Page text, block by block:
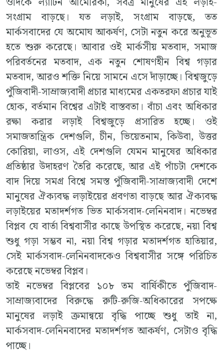
সংগ্রাম বাড়ছে। যত লড়াই, সংগ্রাম বাড়ছে, তত
মার্কসবাদের যে অমোঘ আকর্ষণ, সেটা নতুন করে অনুভূত
হতে শুরু করেছে। আবার ওই মার্কসীয় মতবাদ, সমাজ
পরিবর্তনের মতবাদ, এক নতুন শোষণহীন বিশ্ব গড়ার
মতবাদ, আরও শক্তি নিয়ে সামনে এসে দাঁড়াচ্ছে। বিশ্বজুড়ে
পুঁজিবাদী-সাম্রাজ্যবাদী প্রচার মাধ্যমের একতরফা প্রচার যাই
হোক, বর্তমান বিশ্বের এটাই বাস্তবতা। বাঁচা এবং অধিকার
রক্ষা করার লড়াই বিশ্বজুড়ে প্রসারিত হচ্ছে। ওই
সমাজতান্ত্রিক দেশগুলি, চীন, ভিয়েতনাম, কিউবা, উত্তর
কোরিয়া, লাওস, এই দেশগুলি যেমন মানুষের অধিকার
প্রতিষ্ঠার উদাহরণ তৈরি করেছে, আর এই পাঁচটা দেশকে
বাদ দিয়ে সমগ্র বিশ্বে সমস্ত পুঁজিবাদী-সাম্রাজ্যবাদী দেশে
মানুষের ঐক্যবদ্ধ লড়াইয়ের প্রবণতা বাড়ছে আর ঐক্যবদ্ধ
লড়াইয়ের মতাদর্শগত ভিত মার্কসবাদ-লেনিনবাদ। নভেম্বর
বিপ্লব যে বার্তা বিশ্ববাসীর কাছে উপস্থিত করেছে, নয়া বিশ্ব
শুধু গড়া সম্ভব না, নয়া বিশ্ব গড়ার মতাদর্শগত হাতিয়ার,
সেই মার্কসবাদ-লেনিনবাদকেও বিশ্ববাসীর সঙ্গে পরিচিত
করেছে নভেম্বর বিপ্লব।
তাই নভেম্বর বিপ্লবের ১০৮ তম বার্ষিকীতে পুঁজিবাদ-
সাম্রাজ্যবাদের বিরুদ্ধে রুটি-রুজি-অধিকারের সপক্ষে
মানুষের লড়াই ক্রমান্বয়ে বৃদ্ধি পাচ্ছে শুধু তাই না,
মার্কসবাদ-লেনিনবাদের মতাদর্শগত আকর্ষণ, সেটাও বৃদ্ধি
পাচ্ছে।